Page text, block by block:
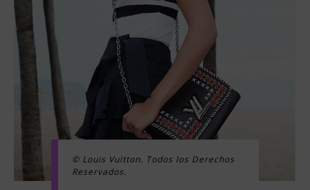
© Louis Vuitton. Todos los Derechos
Reservados.